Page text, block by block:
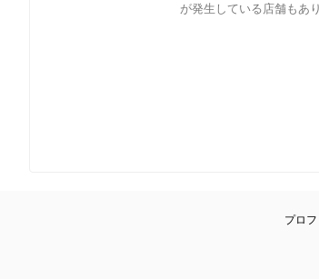
が発生している店舗もあ
プロ